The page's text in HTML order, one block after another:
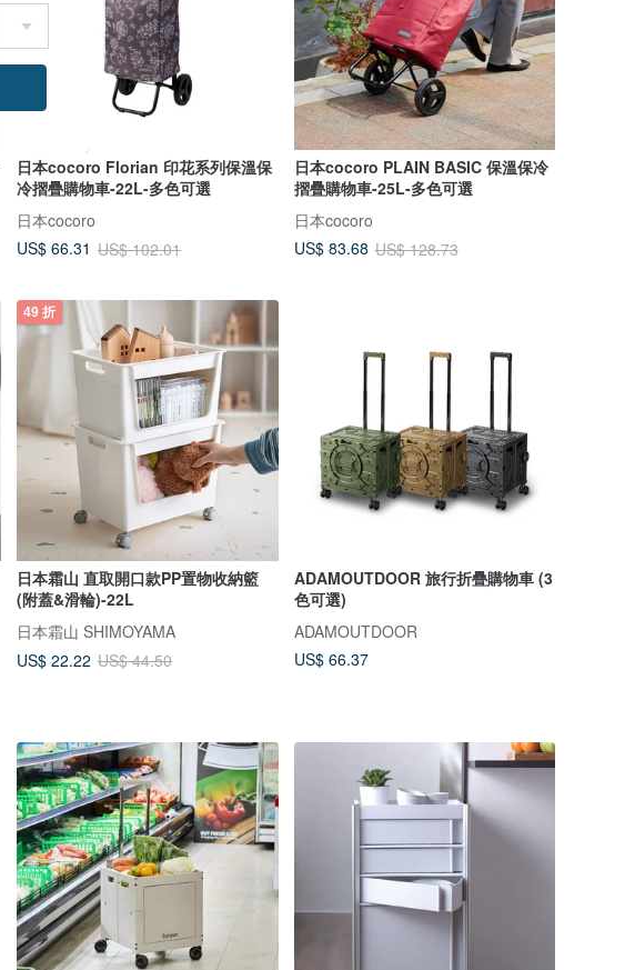
日本cocoro Florian 印花系列保溫保
冷摺疊購物車-22L-多色可選
日本cocoro
US$ 66.31 US$ 102.01
日本cocoro PLAIN BASIC 保溫保冷
摺疊購物車-25L-多色可選
日本cocoro
US$ 83.68 US$ 128.73
49 折
日本霜山 直取開口款PP置物收納籃
(附蓋&滑輪)-22L
日本霜山 SHIMOYAMA
US$ 22.22 US$ 44.50
ADAMOUTDOOR 旅行折疊購物車 (3
色可選)
ADAMOUTDOOR
US$ 66.37